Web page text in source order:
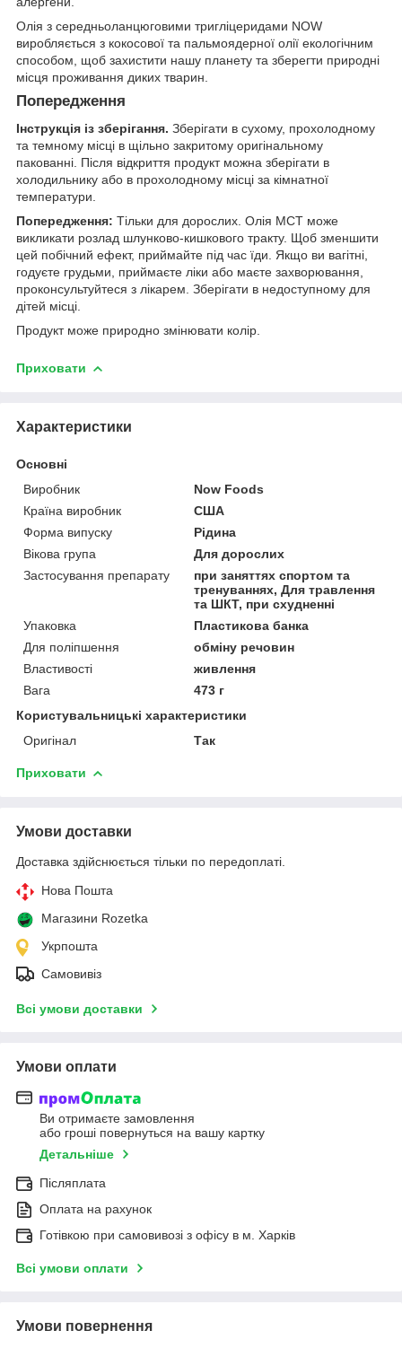
Олія з середньоланцюговими тригліцеридами NOW
виробляється з кокосової та пальмоядерної олії екологічним
способом, щоб захистити нашу планету та зберегти природні
місця проживання диких тварин.
Попередження
Інструкція із зберігання. Зберігати в сухому, прохолодному
та темному місці в щільно закритому оригінальному
пакованні. Після відкриття продукт можна зберігати в
холодильнику або в прохолодному місці за кімнатної
температури.
Попередження: Тільки для дорослих. Олія MCT може
викликати розлад шлунково-кишкового тракту. Щоб зменшити
цей побічний ефект, приймайте під час їди. Якщо ви вагітні,
годуєте грудьми, приймаєте ліки або маєте захворювання,
проконсультуйтеся з лікарем. Зберігати в недоступному для
дітей місці.
Продукт може природно змінювати колір.
Приховати
Характеристики
Основні
Виробник
Now Foods
Країна виробник
США
Форма випуску
Рідина
Вікова група
Для дорослих
Застосування препарату
при заняттях спортом та
тренуваннях, Для травлення
та ШКТ, при схудненні
Упаковка
Пластикова банка
Для поліпшення
обміну речовин
Властивості
живлення
Вага
473 г
Користувальницькі характеристики
Оригінал
Так
Приховати
Умови доставки
Доставка здійснюється тільки по передоплаті.
Нова Пошта
Магазини Rozetka
Укрпошта
Самовивіз
Всі умови доставки
Умови оплати
Ви отримаєте замовлення
або гроші повернуться на вашу картку
Детальніше
Післяплата
Оплата на рахунок
Готівкою при самовивозі з офісу в м. Харків
Всі умови оплати
Умови повернення